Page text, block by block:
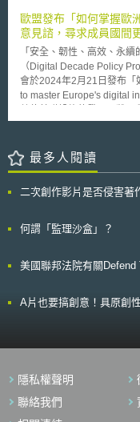
楚的專利說明依據進行專利
Protocol Captioned
言障礙民眾得以享有電信服務。 但是，近幾個月來，FCC
要求IPCTS的補助與日俱
10月時面臨請求總支出超
基金(Interstate
足的威脅，FCC在2013年
(Notice of Proposed Rulemaking)，希望藉由下述規定，短暫性解決民眾過
供應商需取得用戶自我認證
府計畫中取得IPCTS設備，
得公正第三方證明。 3.供應
揮所需，此舉不僅使科技更
歐盟發布「如何掌握歐
意見諮，尋求成員國間
「安全、韌性、高效、永
（Digital Decade Policy
會於2024年2月21日發布「
to master Europe's digital
各界意見。 其中有關頻率管理的部分，執委會認為成員國間各自為政的頻
率仍不如預期，成員國間的
提供服務所造成的障礙亦導
步同調各成員國的頻率管理
注，歐盟既有電子通訊網路
盟通訊網路的安全隱患。 執委會將與各界展開廣泛的討論與磋商，研議能
希望能提高歐盟的一致性與
最多人閱讀
二次創作影片是否侵害著
何謂「監理沙盒」？
美國聯邦法院有關
A片也要搞創意！具原創
隱私權聲明
聯絡我們